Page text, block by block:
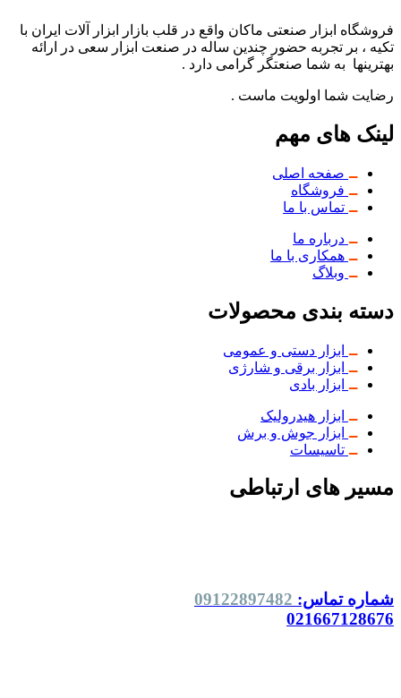
فروشگاه ابزار صنعتی ماکان واقع در قلب بازار ابزار آلات ایران با
تکیه ، بر تجربه حضور چندین ساله در صنعت ابزار سعی در ارائه
بهترینها به شما صنعتگر گرامی دارد .
رضایت شما اولویت ماست .
لینک های مهم
صفحه اصلی
فروشگاه
تماس با ما
درباره ما
همکاری با ما
وبلاگ
دسته بندی محصولات
ابزار دستی و عمومی
ابزار برقی و شارژی
ابزار بادی
ابزار هیدرولیک
ابزار جوش و برش
تاسیسات
مسیر های ارتباطی
شماره تماس: 09122897482
021667128676